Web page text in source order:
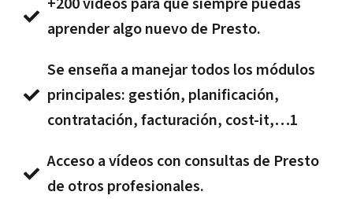
aprender algo nuevo de Presto.
Se enseña a manejar todos los módulos
principales: gestión, planificación,
contratación, facturación, cost-it,…1
Acceso a vídeos con consultas de Presto
de otros profesionales.